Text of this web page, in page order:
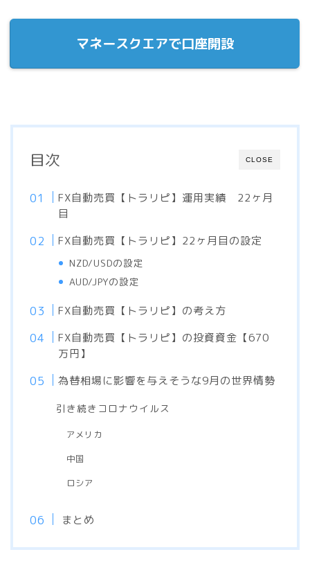
マネースクエアで口座開設
CLOSE
目次
FX自動売買【トラリピ】運用実績 22ヶ月
目
FX自動売買【トラリピ】22ヶ月目の設定
NZD/USDの設定
AUD/JPYの設定
FX自動売買【トラリピ】の考え方
FX自動売買【トラリピ】の投資資金【670
万円】
為替相場に影響を与えそうな9月の世界情勢
引き続きコロナウイルス
アメリカ
中国
ロシア
まとめ